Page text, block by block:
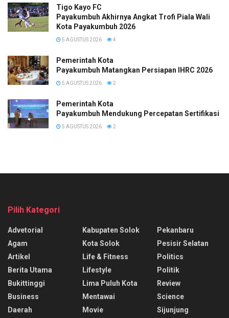
Tigo Kayo FC
Payakumbuh Akhirnya Angkat Trofi Piala Wali
Kota Payakumbuh 2026
5 AGUSTUS 2026 4
Pemerintah Kota
Payakumbuh Matangkan Persiapan IHRC 2026
5 AGUSTUS 2026 2
Pemerintah Kota
Payakumbuh Mendukung Percepatan Sertifikasi
5 AGUSTUS 2026 2
Pilih Kategori
Advetorial
Agam
Artikel
Berita Utama
Bukittinggi
Business
Daerah
Kabupaten Solok
Kota Solok
Life & Fitness
Lifestyle
Lima Puluh Kota
Mentawai
Movie
Pekanbaru
Pesisir Selatan
Politics
Politik
Review
Science
Sijunjung